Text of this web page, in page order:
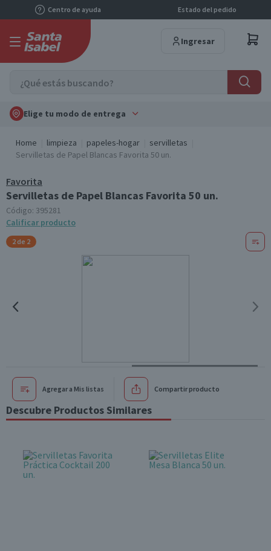
Centro de ayuda Estado del pedido
Ingresar
Elige tu modo de entrega
Home limpieza papeles-hogar
servilletas
Servilletas de Papel Blancas Favorita 50 un.
Favorita
Servilletas de Papel Blancas Favorita 50 un.
Código: 395281
Calificar producto
2 de 2
Agregar a Mis listas Compartir producto
Descubre Productos Similares